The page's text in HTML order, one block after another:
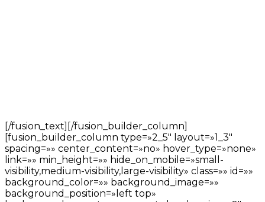
[/fusion_text][/fusion_builder_column]
[fusion_builder_column type=»2_5″ layout=»1_3″
spacing=»» center_content=»no» hover_type=»none»
link=»» min_height=»» hide_on_mobile=»small-
visibility,medium-visibility,large-visibility» class=»» id=»»
background_color=»» background_image=»»
background_position=»left top»